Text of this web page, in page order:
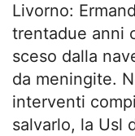
Livorno:
trentadue anni
sceso dalla
da meningite.
interventi
salvarlo, la Usl